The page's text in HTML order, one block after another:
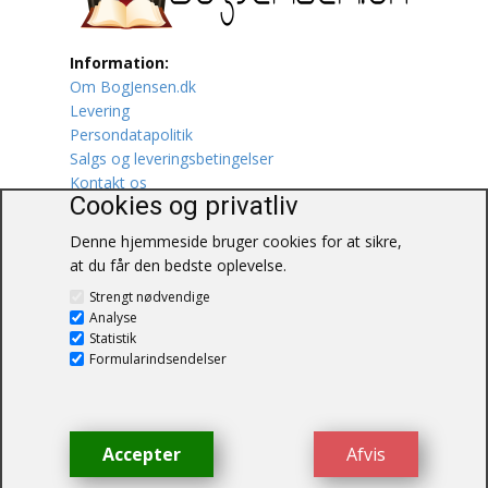
Lystfiskeri
Mad
Musik
Mytologi / Sagn / Sagaer
Naturen
Oldtidskundskab
Information:
Om BogJensen.dk
Levering
Persondatapolitik
Salgs og leveringsbetingelser
Kontakt os
Blåkærvej 25
6052 Viuf
Tlf.:60703190
© BogJensen.dk – Alle rettigheder
forbeholdes.
Cookies og privatliv
Denne hjemmeside bruger cookies for at sikre,
at du får den bedste oplevelse.
Strengt nødvendige
Analyse
Statistik
Formularindsendelser
Afvis
Accepter